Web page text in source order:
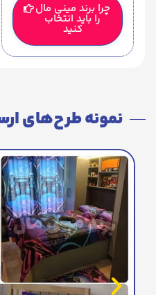
چرا برند مینی مال
را باید انتخاب
کنید
نمونه طرح‌های